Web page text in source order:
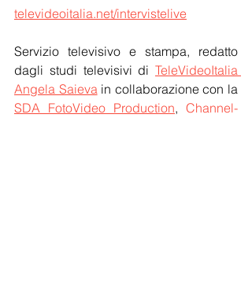
televideoitalia.net/intervistelive
Servizio televisivo e stampa, redatto
dagli studi televisivi di TeleVideoItalia
Angela Saieva
SDA FotoVideo Production, Channel-